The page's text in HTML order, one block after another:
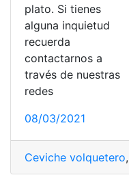
plato. Si tienes
alguna inquietud
recuerda
contactarnos a
través de nuestras
redes
08/03/2021
Ceviche volquetero,